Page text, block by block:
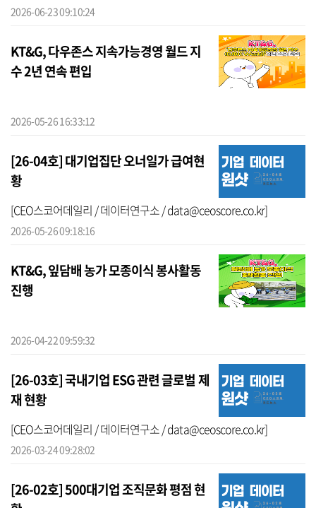
2026-06-23 09:10:24
KT&G, 다우존스 지속가능경영 월드 지
수 2년 연속 편입
2026-05-26 16:33:12
[26-04호] 대기업집단 오너일가 급여현
황
[CEO스코어데일리 / 데이터연구소 / data@ceoscore.co.kr]
2026-05-26 09:18:16
KT&G, 잎담배 농가 모종이식 봉사활동
진행
2026-04-22 09:59:32
[26-03호] 국내기업 ESG 관련 글로벌 제
재 현황
[CEO스코어데일리 / 데이터연구소 / data@ceoscore.co.kr]
2026-03-24 09:28:02
[26-02호] 500대기업 조직문화 평점 현